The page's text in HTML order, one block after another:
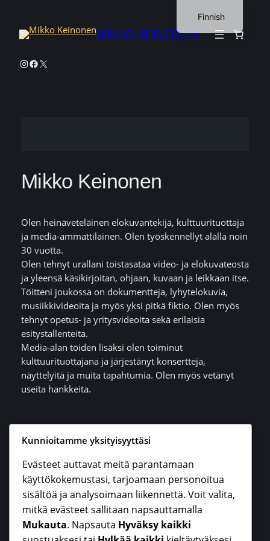
sisältöön
MIKKO KEINONEN
Instagram
Facebook
X
Mikko Keinonen
Olen heinäveteläinen elokuvantekijä, kulttuurituottaja
ja media-ammattilainen. Olen työskennellyt alalla noin
30 vuotta.
Olen tehnyt urallani toistasataa video- ja elokuvateosta
ja yleensä käsikirjoitan, ohjaan, kuvaan ja leikkaan itse.
Töitteni joukossa on dokumentteja, lyhytelokuvia,
musiikkivideoita ja myös yksi pitkä fiktio. Olen myös
tehnyt opetus- ja yritysvideoita sekä erilaisia
esitystallenteita.
Media-alan töiden lisäksi olen toiminut
kulttuurituottajana ja järjestänyt konsertteja,
näyttelyitä ja muita tapahtumia. Olen myös vetänyt
useita hankkeita.
Uusia julkaisuja
ja tulevia näytöksiä
Uusinta elokuvaani Juuret syvällä kivessä
esitetään lähiaikoina eri puolilla Suomea ja
Kunnioitamme yksityisyyttäsi
Evästeet auttavat meitä parantamaan
käyttökokemustasi, tarjoamaan personoitua
sisältöä ja analysoimaan liikennettä. Voit valita,
mitkä evästeet sallitaan napsauttamalla
Mukauta. Napsauta Hyväksy kaikki
Finnish
English